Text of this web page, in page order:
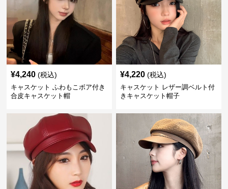
¥4,240 (税込)
キャスケット ふわもこボア付き
合皮キャスケット帽
¥4,220 (税込)
キャスケット レザー調ベルト付
きキャスケット帽子